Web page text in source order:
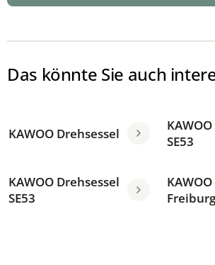
Das könnte Sie auch
KAWOO Drehsessel
SE53
KAWOO Drehsessel
SE53
Freiburg